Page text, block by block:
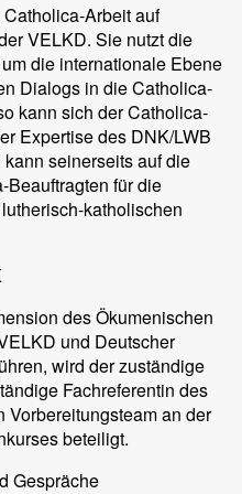
Arbeit auf
VELKD. Sie nutzt die
die internationale Ebene
Dialogs in die Catholica-
kann sich der Catholica-
Expertise des DNK/LWB
seinerseits auf die
Beauftragten für die
katholischen
des Ökumenischen
und Deutscher
wird der zuständige
Fachreferentin des
Vorbereitungsteam an der
beteiligt.
Gespräche